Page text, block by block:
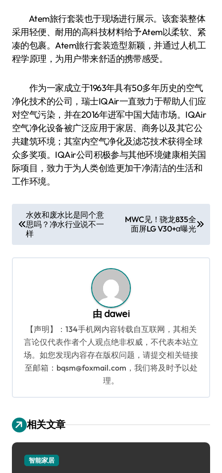
Atem旅行套装也于现场进行展示。该套装整体
采用轻便、耐用的高科技材料给予Atem以柔软、紧
凑的包裹。Atem旅行套装造型新颖，并通过人机工
程学原理，为用户带来舒适的携带感受。
作为一家成立于1963年具有50多年历史的空气
净化技术的公司，瑞士IQAir一直致力于帮助人们应
对空气污染，并在2016年进军中国大陆市场。IQAir
空气净化设备被广泛应用于家居、商务以及其它公
共建筑环境；其室内空气净化及滤芯技术获得全球
众多奖项。IQAir公司积极参与其他环境健康相关国
际项目，致力于为人类创造更加干净清洁的生活和
工作环境。
章
导
航
水效和废水比是同个意
思吗？净水行业说不一
样
MWC见！骁龙835全
面屏LG V30+α曝光
由 dawei
【声明】：134手机网内容转载自互联网，其相关
言论仅代表作者个人观点绝非权威，不代表本站立
场。如您发现内容存在版权问题，请提交相关链接
至邮箱：bqsm@foxmail.com，我们将及时予以处
理。
相关文章
智能家居